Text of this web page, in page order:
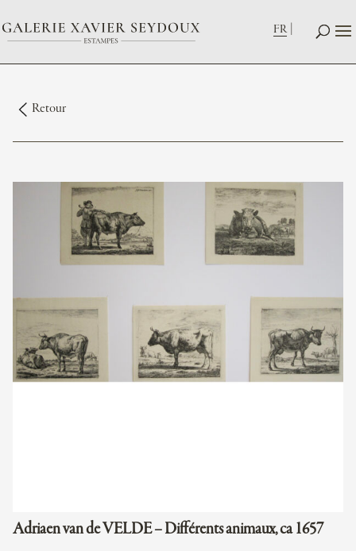
FR
Retour
Adriaen van de VELDE – Différents animaux, ca 1657